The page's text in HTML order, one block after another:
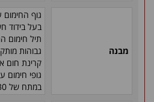
מבנה
גוף החימום
בעל בידוד
תיל חימום
גבוהות
קרינת חום
גופי חימום
במתח של 230 וולט לחיבור חד-פאזי